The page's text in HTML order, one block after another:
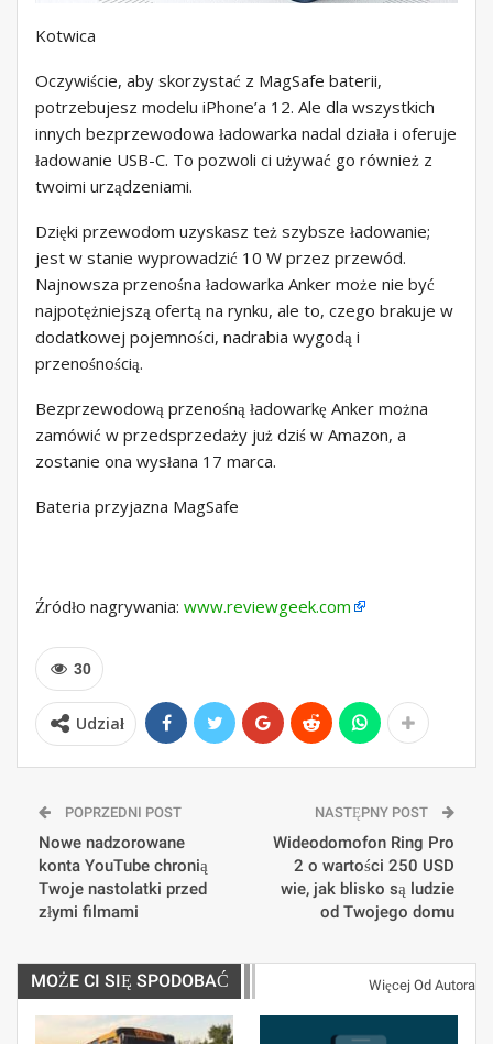
Kotwica
Oczywiście, aby skorzystać z MagSafe baterii,
potrzebujesz modelu iPhone’a 12. Ale dla wszystkich
innych bezprzewodowa ładowarka nadal działa i oferuje
ładowanie USB-C. To pozwoli ci używać go również z
twoimi urządzeniami.
Dzięki przewodom uzyskasz też szybsze ładowanie;
jest w stanie wyprowadzić 10 W przez przewód.
Najnowsza przenośna ładowarka Anker może nie być
najpotężniejszą ofertą na rynku, ale to, czego brakuje w
dodatkowej pojemności, nadrabia wygodą i
przenośnością.
Bezprzewodową przenośną ładowarkę Anker można
zamówić w przedsprzedaży już dziś w Amazon, a
zostanie ona wysłana 17 marca.
Bateria przyjazna MagSafe
Źródło nagrywania: www.reviewgeek.com
30
Udział
POPRZEDNI POST
Nowe nadzorowane
konta YouTube chronią
Twoje nastolatki przed
złymi filmami
NASTĘPNY POST
Wideodomofon Ring Pro
2 o wartości 250 USD
wie, jak blisko są ludzie
od Twojego domu
MOŻE CI SIĘ SPODOBAĆ Więcej Od Autora